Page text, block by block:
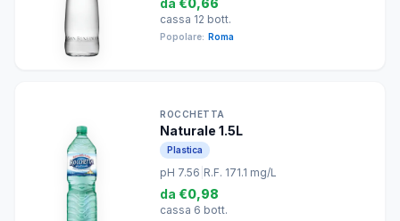
da €0,66
cassa 12 bott.
Popolare: Roma
ROCCHETTA
Naturale 1.5L
Plastica
pH 7.56 R.F. 171.1 mg/L
da €0,98
cassa 6 bott.